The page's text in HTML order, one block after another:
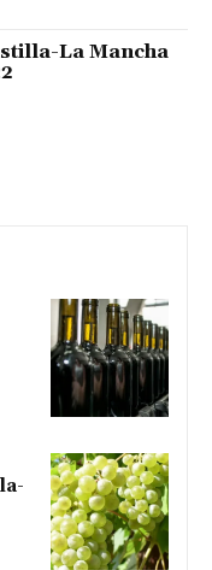
La Mancha